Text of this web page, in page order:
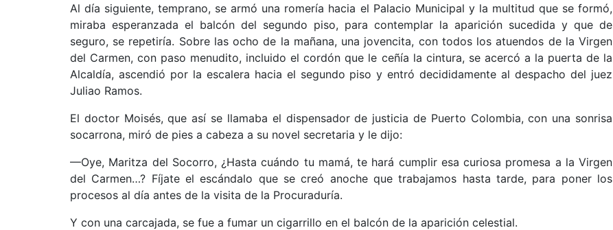
Al día siguiente, temprano, se armó una romería hacia el Palacio Municipal y la multitud que se formó,
miraba esperanzada el balcón del segundo piso, para contemplar la aparición sucedida y que de
seguro, se repetiría. Sobre las ocho de la mañana, una jovencita, con todos los atuendos de la Virgen
del Carmen, con paso menudito, incluido el cordón que le ceñía la cintura, se acercó a la puerta de la
Alcaldía, ascendió por la escalera hacia el segundo piso y entró decididamente al despacho del juez
Juliao Ramos.
El doctor Moisés, que así se llamaba el dispensador de justicia de Puerto Colombia, con una sonrisa
socarrona, miró de pies a cabeza a su novel secretaria y le dijo:
—Oye, Maritza del Socorro, ¿Hasta cuándo tu mamá, te hará cumplir esa curiosa promesa a la Virgen
del Carmen…? Fíjate el escándalo que se creó anoche que trabajamos hasta tarde, para poner los
procesos al día antes de la visita de la Procuraduría.
Y con una carcajada, se fue a fumar un cigarrillo en el balcón de la aparición celestial.